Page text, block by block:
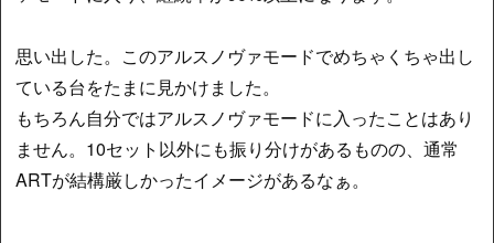
思い出した。このアルスノヴァモードでめちゃくちゃ出し
ている台をたまに見かけました。
もちろん自分ではアルスノヴァモードに入ったことはあり
ません。10セット以外にも振り分けがあるものの、通常
ARTが結構厳しかったイメージがあるなぁ。